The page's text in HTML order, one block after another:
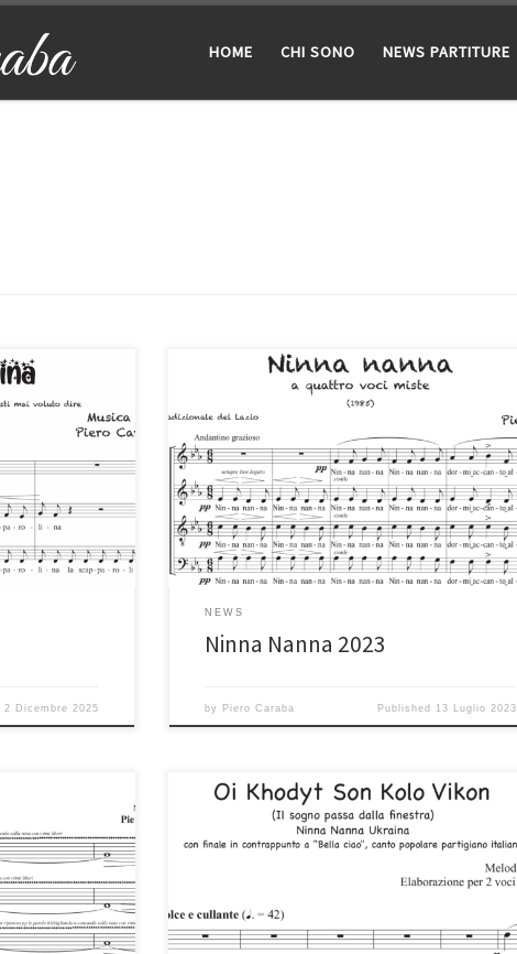
HOME CHI SONO NEWS PARTITURE
2 Dicembre 2025
NEWS
Ninna Nanna 2023
by Piero Caraba Published 13 Luglio 2023